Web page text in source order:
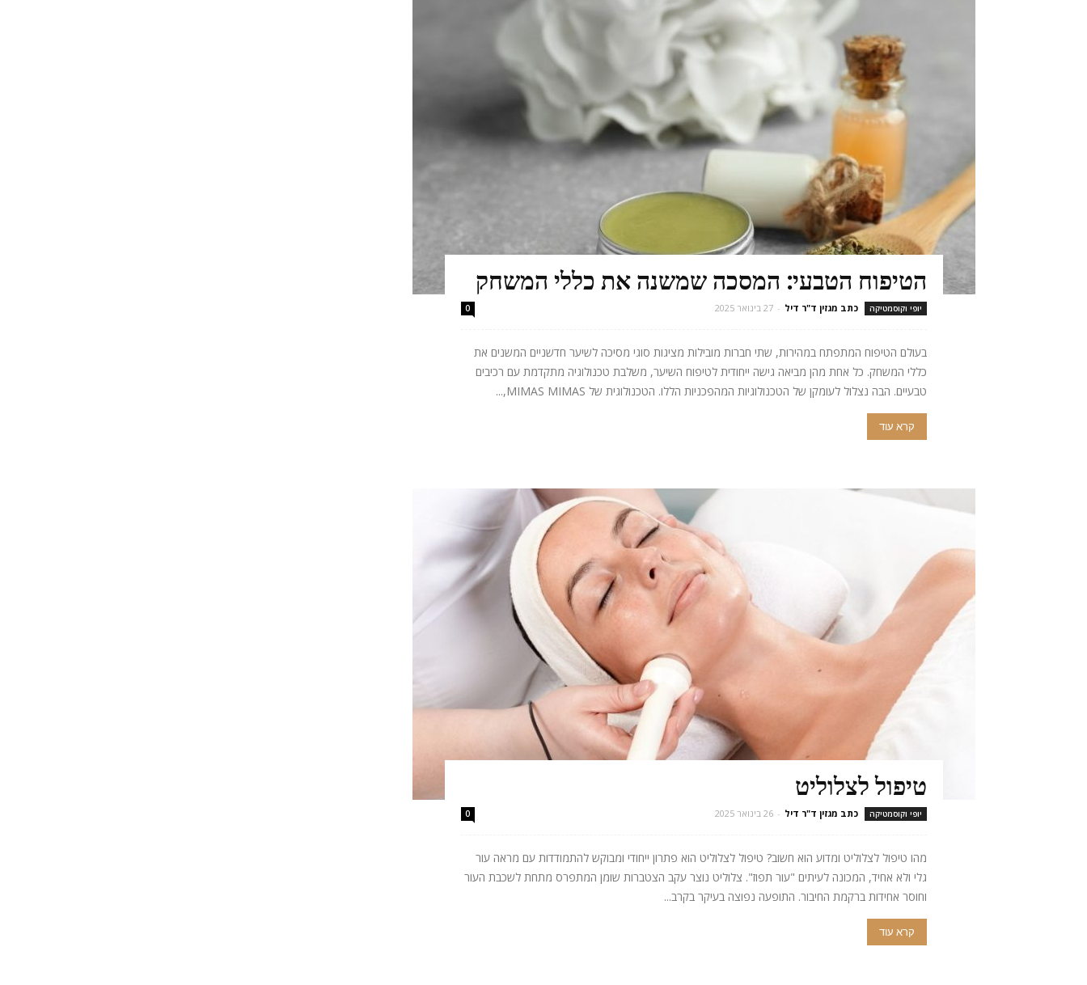
הטיפוח הטבעי: המסכה שמשנה את כללי המשחק
יופי וקוסמטיקה כתב מגזין ד"ר דיל - 27 בינואר 2025 0
בעולם הטיפוח המתפתח במהירות, שתי חברות מובילות מציגות סוגי מסיכה לשיער חדשניים המשנים את
כללי המשחק. כל אחת מהן מביאה גישה ייחודית לטיפוח השיער, משלבת טכנולוגיה מתקדמת עם רכיבים
טבעיים. הבה נצלול לעומקן של הטכנולוגיות המהפכניות הללו. הטכנולוגית של MIMAS MIMAS,...
קרא עוד
טיפול לצלוליט
יופי וקוסמטיקה כתב מגזין ד"ר דיל - 26 בינואר 2025 0
מהו טיפול לצלוליט ומדוע הוא חשוב? טיפול לצלוליט הוא פתרון ייחודי ומבוקש להתמודדות עם מראה עור
גלי ולא אחיד, המכונה לעיתים "עור תפוז". צלוליט נוצר עקב הצטברות שומן המתפרס מתחת לשכבת העור
וחוסר אחידות ברקמת החיבור. התופעה נפוצה בעיקר בקרב...
קרא עוד